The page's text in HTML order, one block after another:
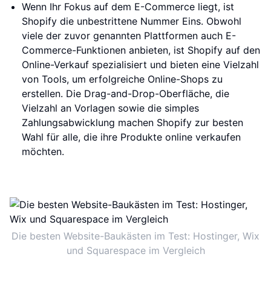
Wenn Ihr Fokus auf dem E-Commerce liegt, ist
Shopify die unbestrittene Nummer Eins. Obwohl
viele der zuvor genannten Plattformen auch E-
Commerce-Funktionen anbieten, ist Shopify auf den
Online-Verkauf spezialisiert und bieten eine Vielzahl
von Tools, um erfolgreiche Online-Shops zu
erstellen. Die Drag-and-Drop-Oberfläche, die
Vielzahl an Vorlagen sowie die simples
Zahlungsabwicklung machen Shopify zur besten
Wahl für alle, die ihre Produkte online verkaufen
möchten.
Die besten Website-Baukästen im Test: Hostinger, Wix
und Squarespace im Vergleich